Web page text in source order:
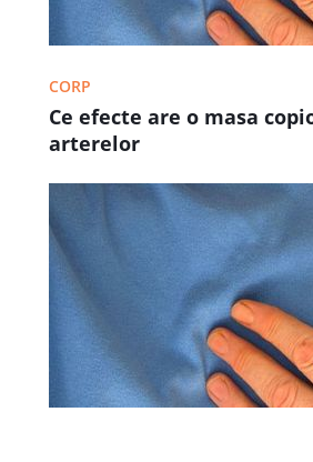
CORP
Ce efecte are o masa
arterelor